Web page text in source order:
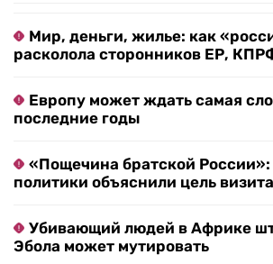
Мир, деньги, жилье: как
расколола сторонников ЕР,
Европу может ждать самая
последние годы
«Пощечина братской России»:
политики объяснили цель
Убивающий людей в Африке
Эбола может мутировать